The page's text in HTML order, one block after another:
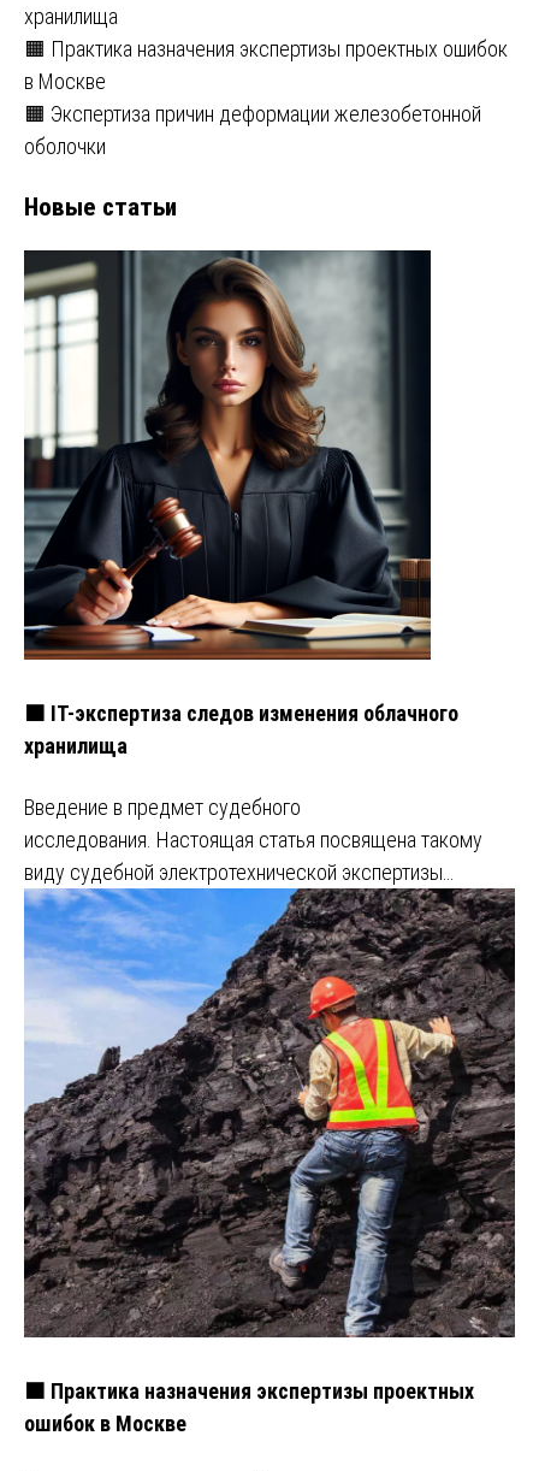
хранилища
🟧 Практика назначения экспертизы проектных ошибок
в Москве
🟧 Экспертиза причин деформации железобетонной
оболочки
Новые статьи
🟧 IT-экспертиза следов изменения облачного
хранилища
Введение в предмет судебного
исследования. Настоящая статья посвящена такому
виду судебной электротехнической экспертизы…
🟧 Практика назначения экспертизы проектных
ошибок в Москве